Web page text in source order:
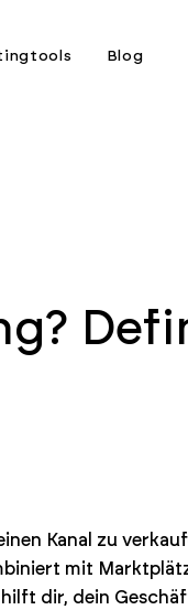
Blog
Kanal zu
mit
dir, dein